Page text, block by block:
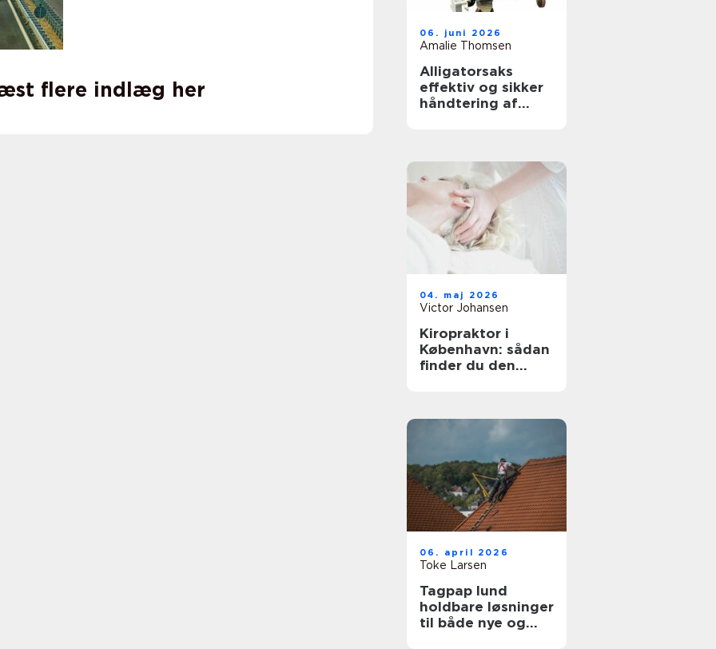
flere indlæg her
06. juni 2026
Amalie Thomsen
Alligatorsaks
effektiv og sikker
håndtering af
04. maj 2026
Victor Johansen
Kiropraktor i
København: sådan
finder du den
06. april 2026
Toke Larsen
Tagpap lund
holdbare løsninger
til både nye og